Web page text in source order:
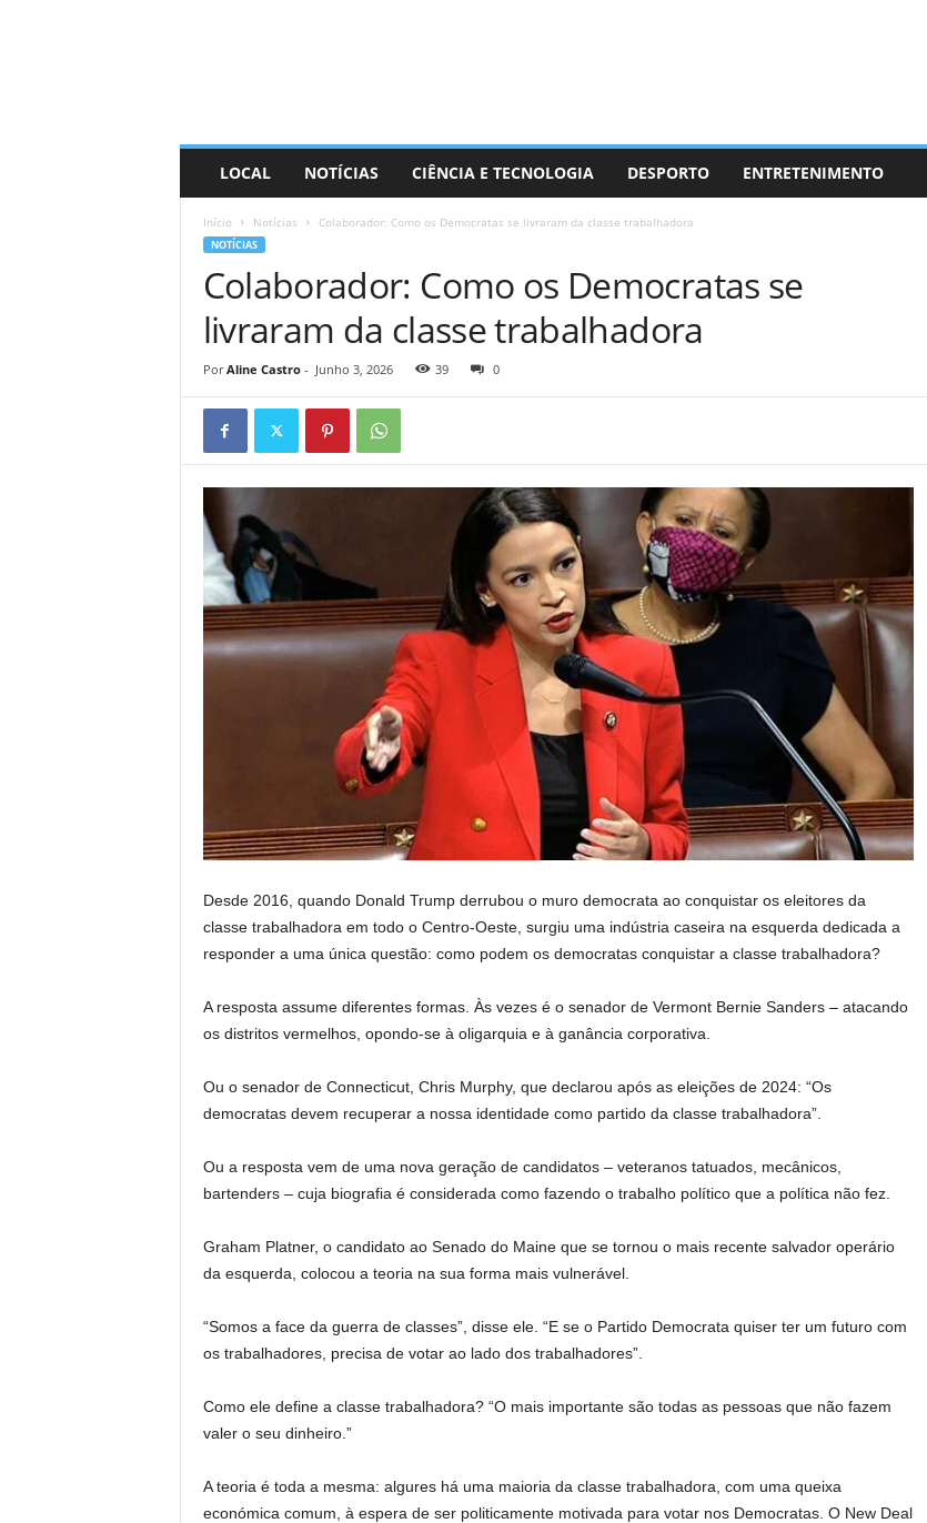
LOCAL NOTÍCIAS CIÊNCIA E TECNOLOGIA DESPORTO ENTRETENIMENTO
Início Notícias Colaborador: Como os Democratas se livraram da classe trabalhadora
NOTÍCIAS
Colaborador: Como os Democratas se
livraram da classe trabalhadora
Por Aline Castro- Junho 3, 2026 39 0
Desde 2016, quando Donald Trump derrubou o muro democrata ao conquistar os eleitores da
classe trabalhadora em todo o Centro-Oeste, surgiu uma indústria caseira na esquerda dedicada a
responder a uma única questão: como podem os democratas conquistar a classe trabalhadora?
A resposta assume diferentes formas. Às vezes é o senador de Vermont Bernie Sanders – atacando
os distritos vermelhos, opondo-se à oligarquia e à ganância corporativa.
Ou o senador de Connecticut, Chris Murphy, que declarou após as eleições de 2024: “Os
democratas devem recuperar a nossa identidade como partido da classe trabalhadora”.
Ou a resposta vem de uma nova geração de candidatos – veteranos tatuados, mecânicos,
bartenders – cuja biografia é considerada como fazendo o trabalho político que a política não fez.
Graham Platner, o candidato ao Senado do Maine que se tornou o mais recente salvador operário
da esquerda, colocou a teoria na sua forma mais vulnerável.
“Somos a face da guerra de classes”, disse ele. “E se o Partido Democrata quiser ter um futuro com
os trabalhadores, precisa de votar ao lado dos trabalhadores”.
Como ele define a classe trabalhadora? “O mais importante são todas as pessoas que não fazem
valer o seu dinheiro.”
A teoria é toda a mesma: algures há uma maioria da classe trabalhadora, com uma queixa
económica comum, à espera de ser politicamente motivada para votar nos Democratas. O New Deal